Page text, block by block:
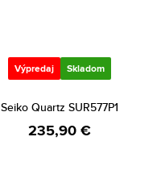
Výpredaj Skladom
Seiko Quartz SUR577P1
235,90 €